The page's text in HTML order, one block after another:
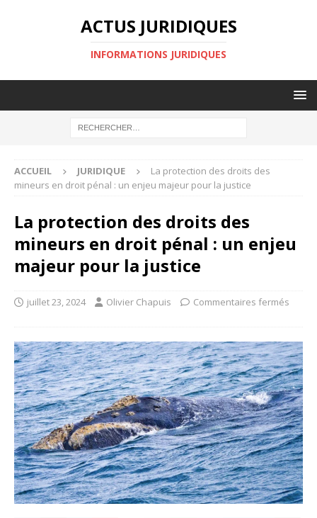
ACTUS JURIDIQUES
INFORMATIONS JURIDIQUES
ACCUEIL JURIDIQUE
La protection des droits des
mineurs en droit pénal : un enjeu majeur pour la justice
La protection des droits des
mineurs en droit pénal : un enjeu
majeur pour la justice
juillet 23, 2024 Olivier Chapuis Commentaires fermés